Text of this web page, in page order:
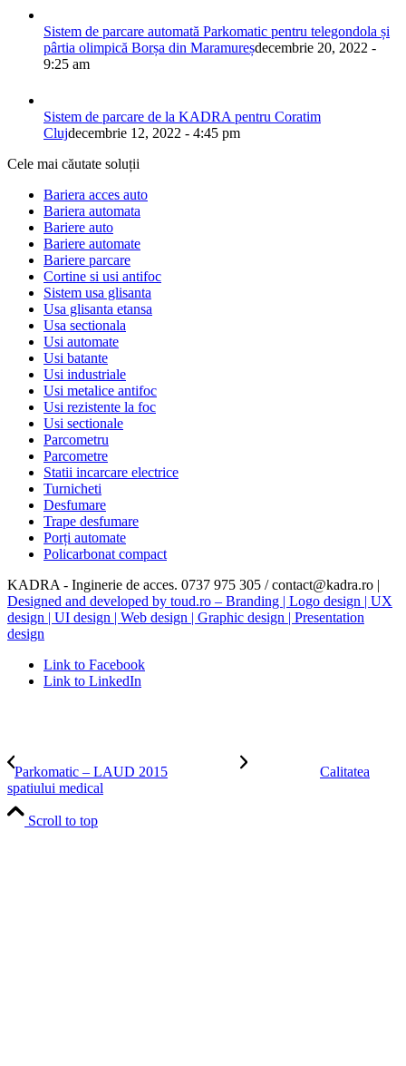
Sistem de parcare automată Parkomatic pentru telegondola și
pârtia olimpică Borșa din Maramureșdecembrie 20, 2022 -
9:25 am
Sistem de parcare de la KADRA pentru Coratim
Clujdecembrie 12, 2022 - 4:45 pm
Cele mai căutate soluții
Bariera acces auto
Bariera automata
Bariere auto
Bariere automate
Bariere parcare
Cortine si usi antifoc
Sistem usa glisanta
Usa glisanta etansa
Usa sectionala
Usi automate
Usi batante
Usi industriale
Usi metalice antifoc
Usi rezistente la foc
Usi sectionale
Parcometru
Parcometre
Statii incarcare electrice
Turnicheti
Desfumare
Trape desfumare
Porți automate
Policarbonat compact
KADRA - Inginerie de acces. 0737 975 305 / contact@kadra.ro |
Designed and developed by toud.ro – Branding | Logo design | UX
design | UI design | Web design | Graphic design | Presentation
design
Link to Facebook
Link to LinkedIn
Parkomatic – LAUD 2015
Calitatea
spatiului medical
Scroll to top